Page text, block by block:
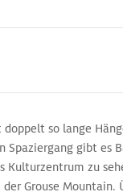
so lange
Spaziergang gibt es
Kulturzentrum zu
Grouse Mountain.